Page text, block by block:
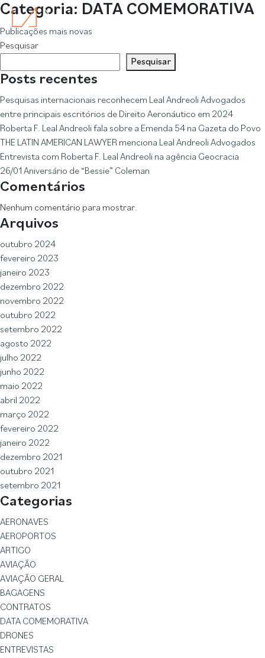
Categoria: DATA COMEMORATIVA
Navegação
por
posts
Publicações mais novas
Pesquisar
Pesquisar
Posts recentes
Pesquisas internacionais reconhecem Leal Andreoli Advogados
entre principais escritórios de Direito Aeronáutico em 2024
Roberta F. Leal Andreoli fala sobre a Emenda 54 na Gazeta do Povo
THE LATIN AMERICAN LAWYER menciona Leal Andreoli Advogados
Entrevista com Roberta F. Leal Andreoli na agência Geocracia
26/01 Aniversário de “Bessie” Coleman
Comentários
Nenhum comentário para mostrar.
Arquivos
outubro 2024
fevereiro 2023
janeiro 2023
dezembro 2022
novembro 2022
outubro 2022
setembro 2022
agosto 2022
julho 2022
junho 2022
maio 2022
abril 2022
março 2022
fevereiro 2022
janeiro 2022
dezembro 2021
outubro 2021
setembro 2021
Categorias
AERONAVES
AEROPORTOS
ARTIGO
AVIAÇÃO
AVIAÇÃO GERAL
BAGAGENS
CONTRATOS
DATA COMEMORATIVA
DRONES
ENTREVISTAS